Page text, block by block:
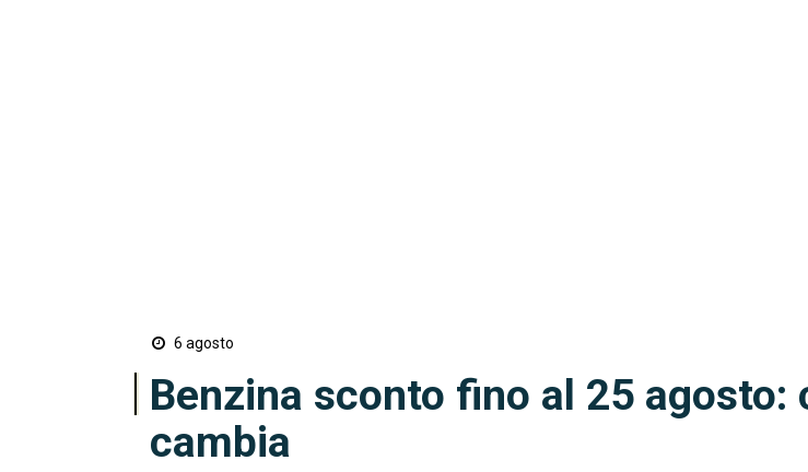
6 agosto
Benzina sconto fino al 25 agosto:
cambia